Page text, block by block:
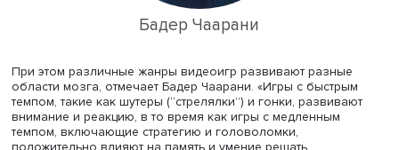
Из преимуществ гейминга и киберспорта для развития
когнитивных функций эксперты выделяют улучшение
головного мозга, развитие логического мышления и
укрепление памяти. Это происходит благодаря
длительно концентрироваться на игровом процессе,